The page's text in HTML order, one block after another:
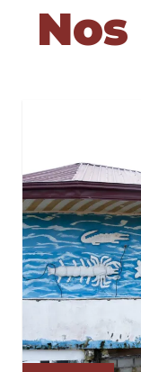
Nos